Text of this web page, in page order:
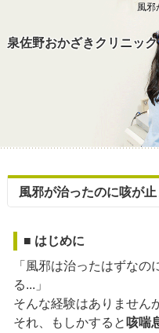
風邪
泉佐野おかざきクリニッ
風邪が治ったのに咳が
■ はじめに
「風邪は治ったはずな
る...」
そんな経験はありません
それ、もしかすると 咳喘